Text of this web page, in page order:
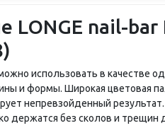
LONGE nail-
использовать в качестве
и формы. Широкая цветовая
непревзойденный
держатся без сколов и трещин